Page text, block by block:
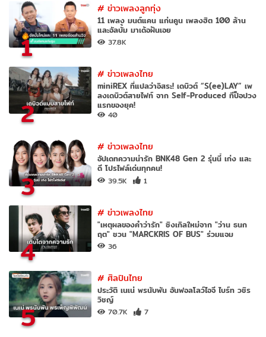
1
#ข่าวเพลงลูกทุ่ง
11 เพลง มนต์แคน แก่นคูน เพลงฮิต 100 ล้าน
และอัลบั้ม มาเด้อฝันเอย
37.8K
2
#ข่าวเพลงไทย
miniREX ที่แปลว่าอิสระ! เดบิวต์ “S(ee)LAY” เพ
ลงเดบิวต์สายไฟท์ จาก Self-Produced ทีป็อปวง
แรกของยุค!
40
3
#ข่าวเพลงไทย
อัปเดทความน่ารัก BNK48 Gen 2 รุ่นนี้ เก่ง และ
ดี โปรไฟล์เด่นทุกคน!
39.5K 1
4
#ข่าวเพลงไทย
"เหตุผลของคำว่ารัก" ซิงเกิลใหม่จาก "ว่าน ธนก
ฤต" ชวน "MARCKRIS OF BUS" ร่วมแจม
36
5
#ศิลปินไทย
ประวัติ เนเน่ พรนับพัน อันฟอลโลว์ไอจี ไบร์ท วชิร
วิชญ์
70.7K 7